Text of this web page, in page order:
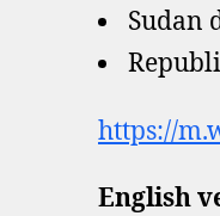
Sudan
https://
English